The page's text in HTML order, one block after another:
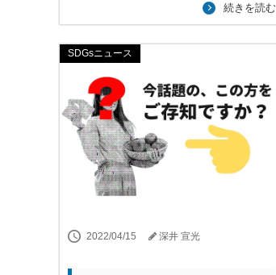
続きを読む
SDGsニュース
2022/04/15 深井 宣光